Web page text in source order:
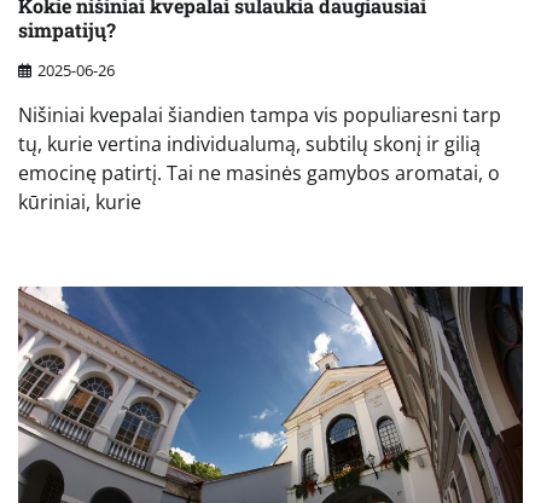
Kokie nišiniai kvepalai sulaukia daugiausiai
simpatijų?
2025-06-26
Nišiniai kvepalai šiandien tampa vis populiaresni tarp
tų, kurie vertina individualumą, subtilų skonį ir gilią
emocinę patirtį. Tai ne masinės gamybos aromatai, o
kūriniai, kurie